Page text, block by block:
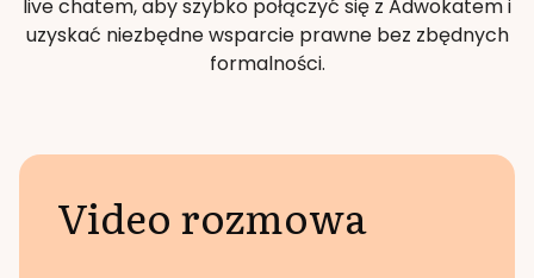
live chatem, aby szybko połączyć się z Adwokatem i
uzyskać niezbędne wsparcie prawne bez zbędnych
formalności.
Video rozmowa